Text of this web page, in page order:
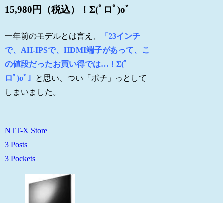
15,980円（税込）！Σ(ﾟロﾟ)oﾞ
一年前のモデルとは言え、
「23インチ
で、AH-IPSで、HDMI端子があって、こ
の値段だったお買い得では…！Σ(ﾟ
ロﾟ)oﾞ」
と思い、つい「ポチ」っとして
しまいました。
NTT-X Store
3 Posts
3 Pockets